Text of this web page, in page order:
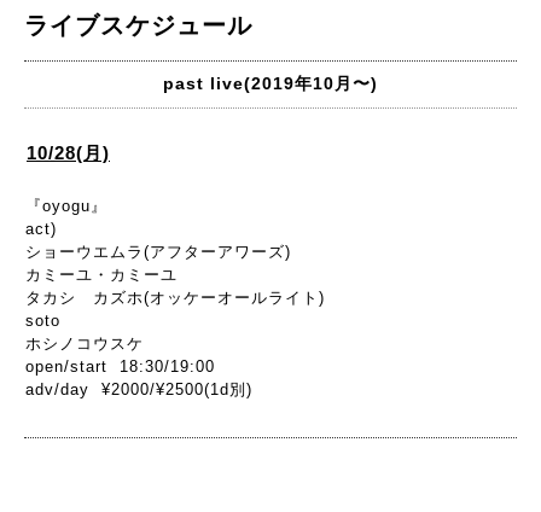
ライブスケジュール
past live(2019年10月〜)
10/28(月)
『oyogu』
act)
ショーウエムラ(アフターアワーズ)
カミーユ・カミーユ
タカシ カズホ(オッケーオールライト)
soto
ホシノコウスケ
open/start 18:30/19:00
adv/day ¥2000/¥2500(1d別)